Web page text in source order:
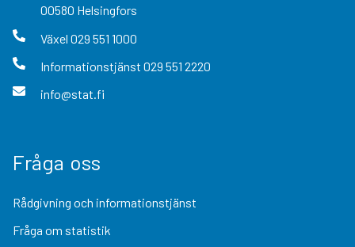
00580 Helsingfors
Växel 029 551 1000
Informationstjänst 029 551 2220
info@stat.fi
Fråga oss
Rådgivning och informationstjänst
Fråga om statistik